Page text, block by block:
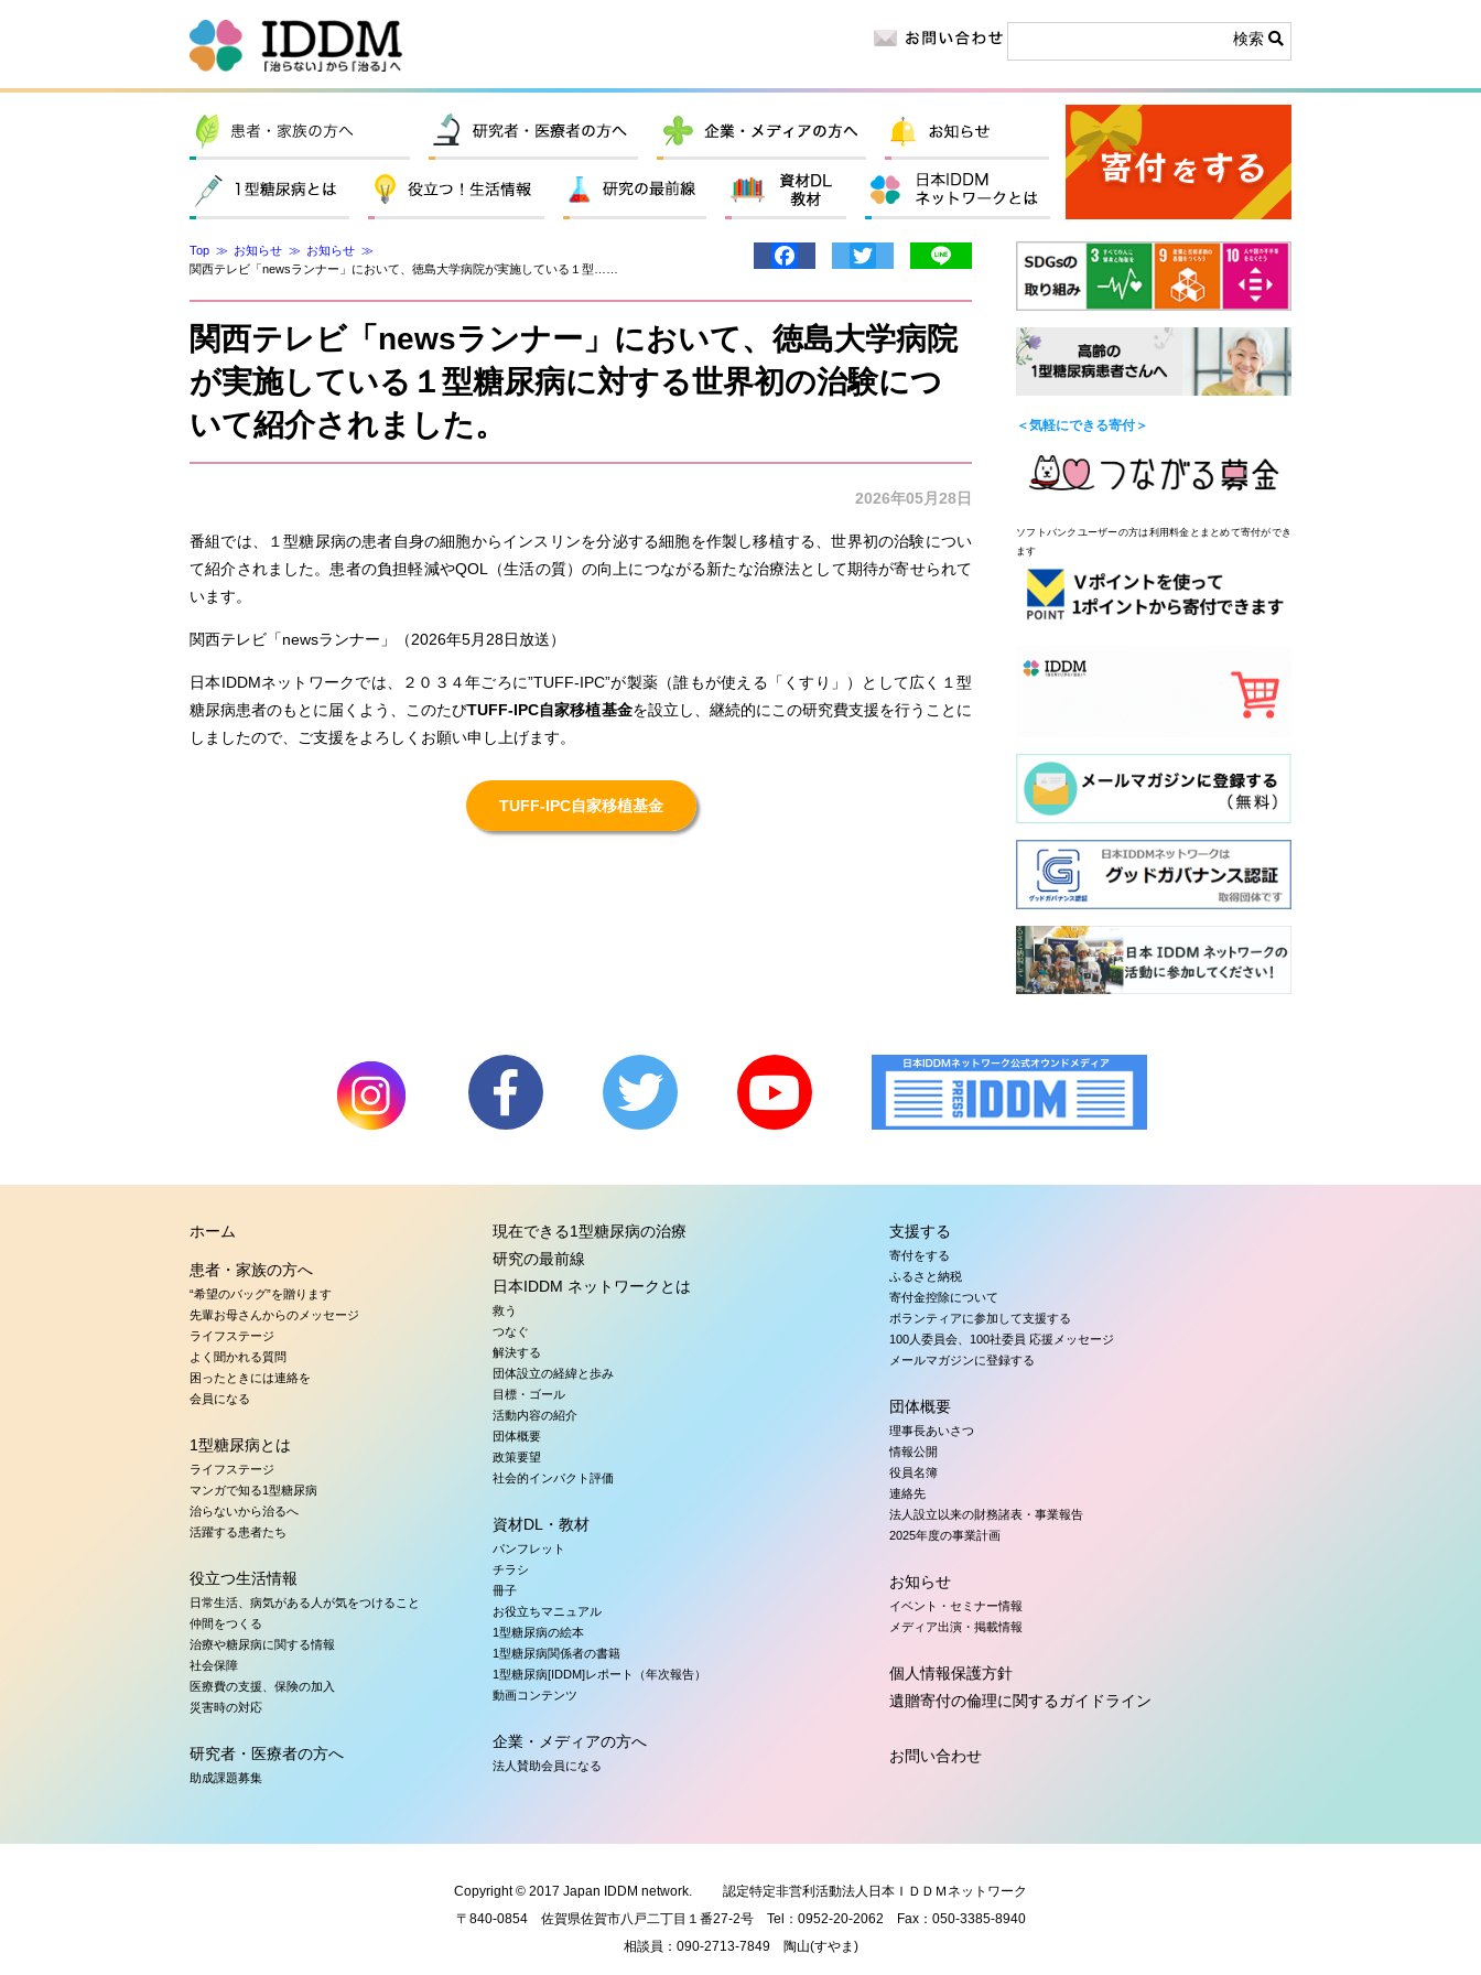
検索
Top お知らせ
お知らせ
関西テレビ「newsランナー」において、徳島大学病院が実施している１型……
Facebook
関西テレビ「newsランナー」において、徳島大学病院
が実施している１型糖尿病に対する世界初の治験につ
いて紹介されました。
2026年05月28日
番組では、１型糖尿病の患者自身の細胞からインスリンを分泌する細胞を作製し移植する、世界初の治験につい
て紹介されました。患者の負担軽減やQOL（生活の質）の向上につながる新たな治療法として期待が寄せられて
います。
関西テレビ「newsランナー」（2026年5月28日放送）
日本IDDMネットワークでは、２０３４年ごろに”TUFF-IPC”が製薬（誰もが使える「くすり」）として広く１型
糖尿病患者のもとに届くよう、このたびTUFF-IPC自家移植基金を設立し、継続的にこの研究費支援を行うことに
しましたので、ご支援をよろしくお願い申し上げます。
TUFF-IPC自家移植基金
＜気軽にできる寄付＞
ソフトバンクユーザーの方は利用料金とまとめて寄付ができ
ます
ホーム
患者・家族の方へ
“希望のバッグ”を贈ります
先輩お母さんからのメッセージ
ライフステージ
よく聞かれる質問
困ったときには連絡を
会員になる
1型糖尿病とは
ライフステージ
マンガで知る1型糖尿病
治らないから治るへ
活躍する患者たち
役立つ生活情報
日常生活、病気がある人が気をつけること
仲間をつくる
治療や糖尿病に関する情報
社会保障
医療費の支援、保険の加入
災害時の対応
研究者・医療者の方へ
助成課題募集
現在できる1型糖尿病の治療
研究の最前線
日本IDDM ネットワークとは
救う
つなぐ
解決する
団体設立の経緯と歩み
目標・ゴール
活動内容の紹介
団体概要
政策要望
社会的インパクト評価
資材DL・教材
パンフレット
チラシ
冊子
お役立ちマニュアル
1型糖尿病の絵本
1型糖尿病関係者の書籍
1型糖尿病[IDDM]レポート（年次報告）
動画コンテンツ
企業・メディアの方へ
法人賛助会員になる
支援する
寄付をする
ふるさと納税
寄付金控除について
ボランティアに参加して支援する
100人委員会、100社委員 応援メッセージ
メールマガジンに登録する
団体概要
理事長あいさつ
情報公開
役員名簿
連絡先
法人設立以来の財務諸表・事業報告
2025年度の事業計画
お知らせ
イベント・セミナー情報
メディア出演・掲載情報
個人情報保護方針
遺贈寄付の倫理に関するガイドライン
お問い合わせ
Copyright © 2017 Japan IDDM network.
認定特定非営利活動法人日本ＩＤＤＭネットワーク
〒840-0854 佐賀県佐賀市八戸二丁目１番27-2号 Tel： 0952-20-2062 Fax： 050-3385-8940
相談員： 090-2713-7849 陶山(すやま)